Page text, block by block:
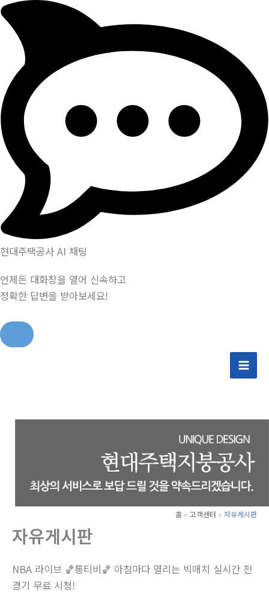
현대주택공사 AI 채팅
언제든 대화창을 열어 신속하고
정확한 답변을 받아보세요!
홈 고객센터 자유게시판
자유게시판
NBA 라이브 🏀통티비🏀 아침마다 열리는 빅매치 실시간 전
경기 무료 시청!